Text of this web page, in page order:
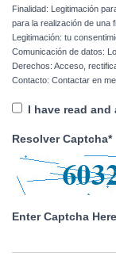
Finalidad: Legitimación
para la realización de una
Legitimación: tu
Comunicación de datos:
Derechos: Acceso,
Contacto: Contactar en
I have read
Resolver Captcha*
Enter Captcha